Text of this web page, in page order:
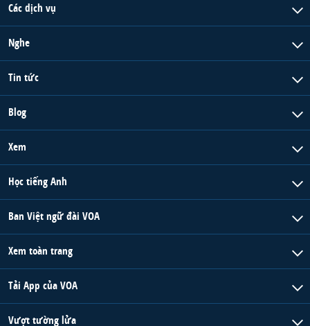
Các dịch vụ
Nghe
Tin tức
Blog
Xem
Học tiếng Anh
Ban Việt ngữ đài VOA
Xem toàn trang
Tải App của VOA
Vượt tường lửa